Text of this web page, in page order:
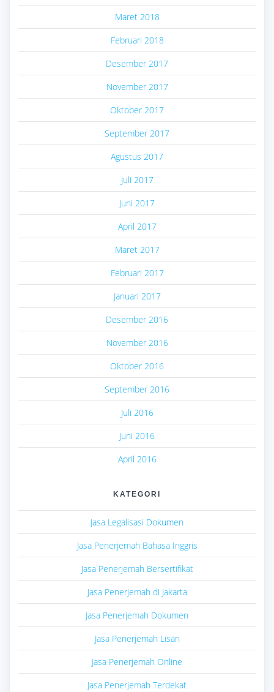
Maret 2018
Februari 2018
Desember 2017
November 2017
Oktober 2017
September 2017
Agustus 2017
Juli 2017
Juni 2017
April 2017
Maret 2017
Februari 2017
Januari 2017
Desember 2016
November 2016
Oktober 2016
September 2016
Juli 2016
Juni 2016
April 2016
KATEGORI
Jasa Legalisasi Dokumen
Jasa Penerjemah Bahasa Inggris
Jasa Penerjemah Bersertifikat
Jasa Penerjemah di Jakarta
Jasa Penerjemah Dokumen
Jasa Penerjemah Lisan
Jasa Penerjemah Online
Jasa Penerjemah Terdekat